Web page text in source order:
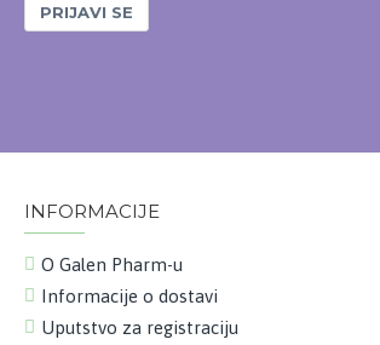
PRIJAVI SE
INFORMACIJE
O Galen Pharm-u
Informacije o dostavi
Uputstvo za registraciju